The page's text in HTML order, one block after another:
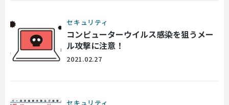
セキュリティ
コンピューターウイルス感染を狙うメー
ル攻撃に注意！
2021.02.27
セキュリティ